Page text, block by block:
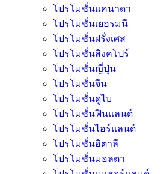
โปรโมชั่นแคนาดา
โปรโมชั่นเยอรมนี
โปรโมชั่นฝรั่งเศส
โปรโมชั่นสิงคโปร์
โปรโมชั่นญี่ปุ่น
โปรโมชั่นจีน
โปรโมชั่นดูไบ
โปรโมชั่นฟินแลนด์
โปรโมชั่นไอร์แลนด์
โปรโมชั่นอิตาลี
โปรโมชั่นมอลตา